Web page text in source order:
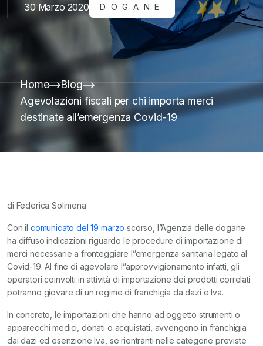
30 Marzo 2020 DOGANE
Home
Blog
Agevolazioni fiscali per chi importa merci
destinate all’emergenza Covid-19
di Federica Solimena
Con il comunicato del 19 marzo scorso, l”Agenzia delle dogane
ha diffuso indicazioni riguardo le procedure di importazione di
merci necessarie a fronteggiare l”emergenza sanitaria legato al
Covid-19. Al fine di agevolare l”approvvigionamento infatti, gli
operatori coinvolti in attività di importazione dei prodotti correlati
potranno giovare di un regime di franchigia da dazi e Iva.
In concreto, le importazioni che hanno ad oggetto strumenti o
apparecchi medici, donati o acquistati, avvengono in franchigia
dai dazi ed esenzione Iva, se rientranti nelle categorie previste